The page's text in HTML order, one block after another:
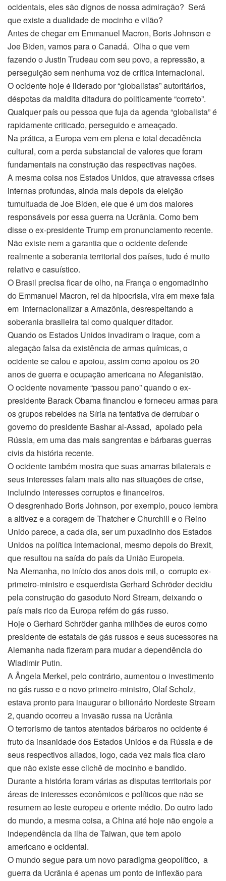
ocidentais, eles são dignos de nossa admiração? Será
que existe a dualidade de mocinho e vilão?
Antes de chegar em Emmanuel Macron, Boris Johnson e
Joe Biden, vamos para o Canadá. Olha o que vem
fazendo o Justin Trudeau com seu povo, a repressão, a
perseguição sem nenhuma voz de crítica internacional.
O ocidente hoje é liderado por “globalistas” autoritários,
déspotas da maldita ditadura do politicamente “correto”.
Qualquer país ou pessoa que fuja da agenda “globalista” é
rapidamente criticado, perseguido e ameaçado.
Na prática, a Europa vem em plena e total decadência
cultural, com a perda substancial de valores que foram
fundamentais na construção das respectivas nações.
A mesma coisa nos Estados Unidos, que atravessa crises
internas profundas, ainda mais depois da eleição
tumultuada de Joe Biden, ele que é um dos maiores
responsáveis por essa guerra na Ucrânia. Como bem
disse o ex-presidente Trump em pronunciamento recente.
Não existe nem a garantia que o ocidente defende
realmente a soberania territorial dos países, tudo é muito
relativo e casuístico.
O Brasil precisa ficar de olho, na França o engomadinho
do Emmanuel Macron, rei da hipocrisia, vira em mexe fala
em internacionalizar a Amazônia, desrespeitando a
soberania brasileira tal como qualquer ditador.
Quando os Estados Unidos invadiram o Iraque, com a
alegação falsa da existência de armas químicas, o
ocidente se calou e apoiou, assim como apoiou os 20
anos de guerra e ocupação americana no Afeganistão.
O ocidente novamente “passou pano” quando o ex-
presidente Barack Obama financiou e forneceu armas para
os grupos rebeldes na Síria na tentativa de derrubar o
governo do presidente Bashar al-Assad, apoiado pela
Rússia, em uma das mais sangrentas e bárbaras guerras
civis da história recente.
O ocidente também mostra que suas amarras bilaterais e
seus interesses falam mais alto nas situações de crise,
incluindo interesses corruptos e financeiros.
O desgrenhado Boris Johnson, por exemplo, pouco lembra
a altivez e a coragem de Thatcher e Churchill e o Reino
Unido parece, a cada dia, ser um puxadinho dos Estados
Unidos na política internacional, mesmo depois do Brexit,
que resultou na saída do país da União Europeia.
Na Alemanha, no início dos anos dois mil, o corrupto ex-
primeiro-ministro e esquerdista Gerhard Schröder decidiu
pela construção do gasoduto Nord Stream, deixando o
país mais rico da Europa refém do gás russo.
Hoje o Gerhard Schröder ganha milhões de euros como
presidente de estatais de gás russos e seus sucessores na
Alemanha nada fizeram para mudar a dependência do
Wladimir Putin.
A Ângela Merkel, pelo contrário, aumentou o investimento
no gás russo e o novo primeiro-ministro, Olaf Scholz,
estava pronto para inaugurar o bilionário Nordeste Stream
2, quando ocorreu a invasão russa na Ucrânia
O terrorismo de tantos atentados bárbaros no ocidente é
fruto da insanidade dos Estados Unidos e da Rússia e de
seus respectivos aliados, logo, cada vez mais fica claro
que não existe esse clichê de mocinho e bandido.
Durante a história foram várias as disputas territoriais por
áreas de interesses econômicos e políticos que não se
resumem ao leste europeu e oriente médio. Do outro lado
do mundo, a mesma coisa, a China até hoje não engole a
independência da ilha de Taiwan, que tem apoio
americano e ocidental.
O mundo segue para um novo paradigma geopolítico, a
guerra da Ucrânia é apenas um ponto de inflexão para